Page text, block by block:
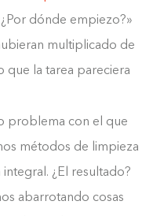
dónde empiezo?»
multiplicado de
que la tarea pareciera
problema con el que
métodos de limpieza
¿El resultado?
abarrotando cosas